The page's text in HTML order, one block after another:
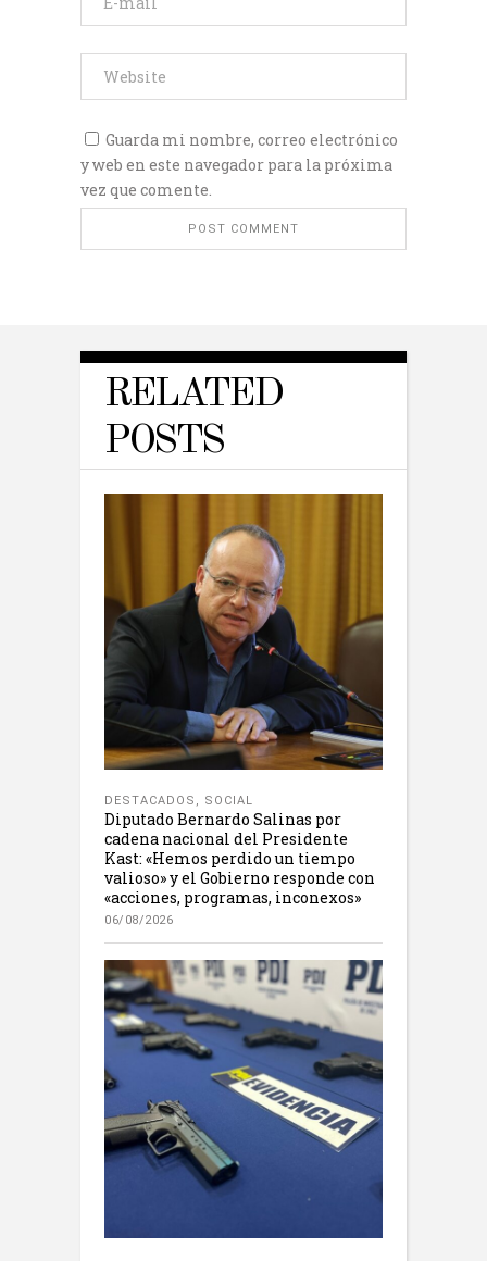
Guarda mi nombre, correo electrónico
y web en este navegador para la próxima
vez que comente.
RELATED
POSTS
DESTACADOS , SOCIAL
Diputado Bernardo Salinas por
cadena nacional del Presidente
Kast: «Hemos perdido un tiempo
valioso» y el Gobierno responde con
«acciones, programas, inconexos»
06/08/2026